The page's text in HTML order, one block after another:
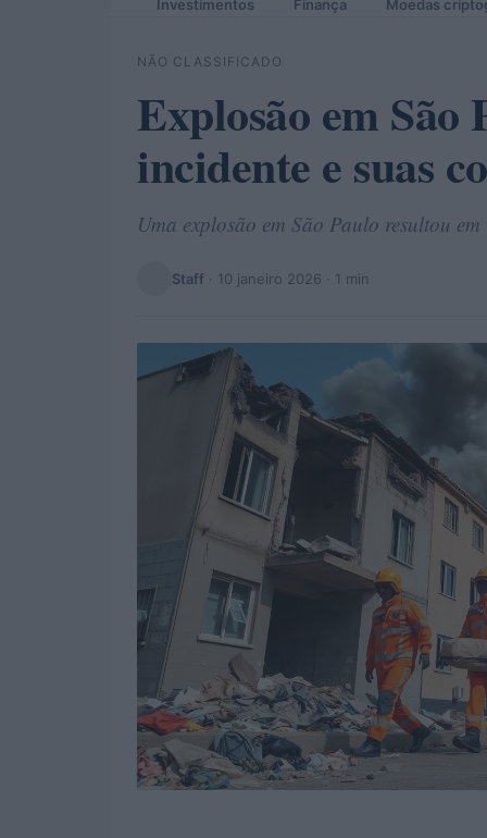
Investimentos Finança Moedas
NÃO CLASSIFICADO
Explosão em São
incidente e suas
Uma explosão em São Paulo resultou
Staff · 10 janeiro 2026 · 1 min